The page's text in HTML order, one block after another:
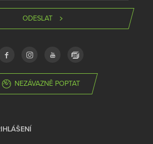
ODESLAT
NEZÁVAZNĚ POPTAT